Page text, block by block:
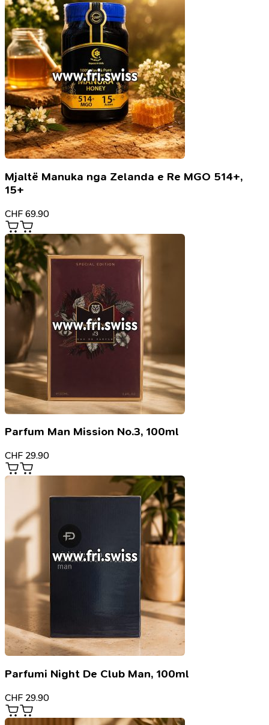
Mjaltë Manuka nga Zelanda e Re MGO 514+,
15+
CHF 69.90
Parfum Man Mission No.3, 100ml
CHF 29.90
Parfumi Night De Club Man, 100ml
CHF 29.90